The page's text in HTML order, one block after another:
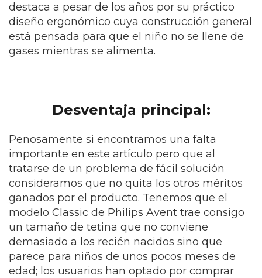
destaca a pesar de los años por su práctico
diseño ergonómico cuya construcción general
está pensada para que el niño no se llene de
gases mientras se alimenta.
Desventaja principal:
Penosamente si encontramos una falta
importante en este artículo pero que al
tratarse de un problema de fácil solución
consideramos que no quita los otros méritos
ganados por el producto. Tenemos que el
modelo Classic de Philips Avent trae consigo
un tamaño de tetina que no conviene
demasiado a los recién nacidos sino que
parece para niños de unos pocos meses de
edad; los usuarios han optado por comprar